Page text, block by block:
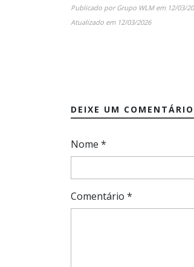
Publicado porGrupo WLMem 12/03/
Atualizado em 12/03/2026
DEIXE UM COMENTÁRIO
Nome *
Comentário *